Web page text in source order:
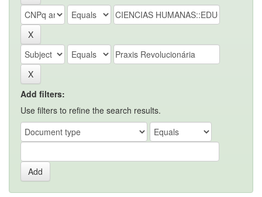
Add filters:
Use filters to refine the search results.